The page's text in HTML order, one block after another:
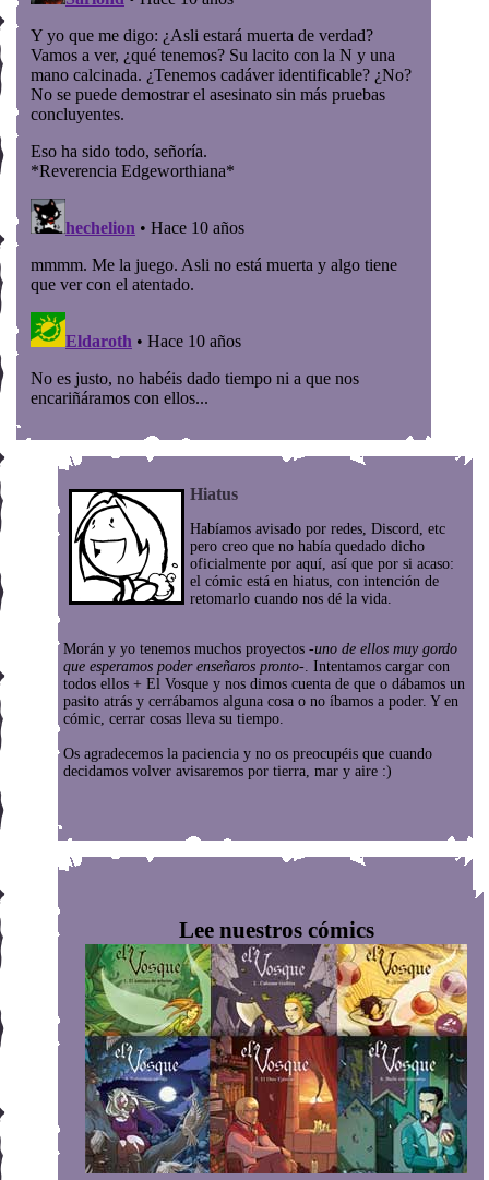
Hiatus
Habíamos avisado por redes, Discord, etc
pero creo que no había quedado dicho
oficialmente por aquí, así que por si acaso:
el cómic está en hiatus, con intención de
retomarlo cuando nos dé la vida.
Morán y yo tenemos muchos proyectos -uno de ellos muy gordo
que esperamos poder enseñaros pronto-. Intentamos cargar con
todos ellos + El Vosque y nos dimos cuenta de que o dábamos un
pasito atrás y cerrábamos alguna cosa o no íbamos a poder. Y en
cómic, cerrar cosas lleva su tiempo.
Os agradecemos la paciencia y no os preocupéis que cuando
decidamos volver avisaremos por tierra, mar y aire :)
Lee nuestros cómics